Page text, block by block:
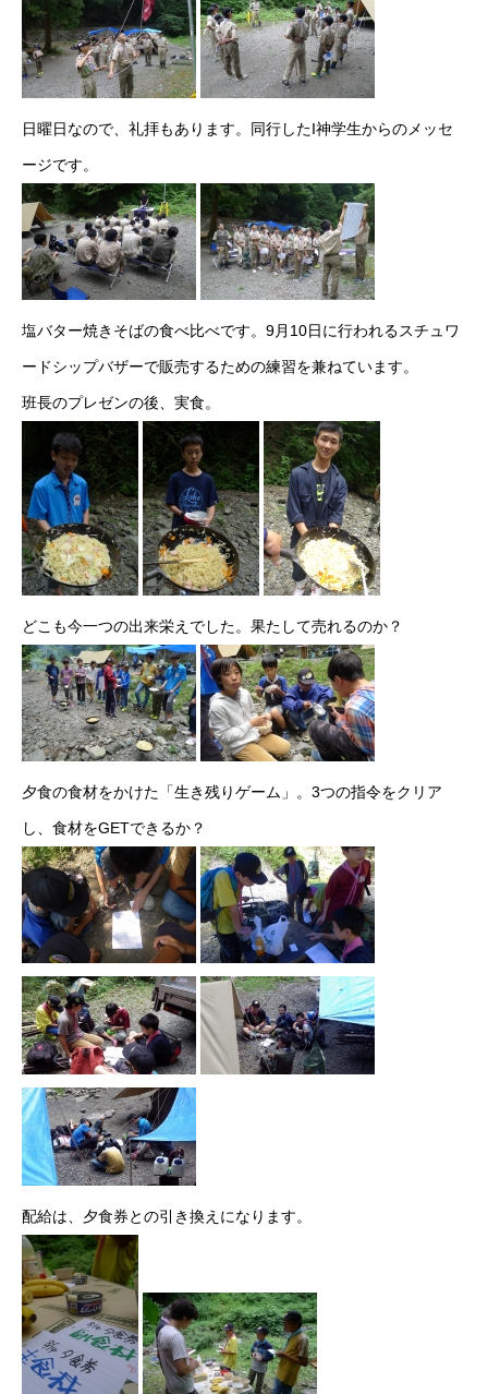
日曜日なので、礼拝もあります。同行したI神学生からのメッセ
ージです。
塩バター焼きそばの食べ比べです。9月10日に行われるスチュワ
ードシップバザーで販売するための練習を兼ねています。
班長のプレゼンの後、実食。
どこも今一つの出来栄えでした。果たして売れるのか？
夕食の食材をかけた「生き残りゲーム」。3つの指令をクリア
し、食材をGETできるか？
配給は、夕食券との引き換えになります。